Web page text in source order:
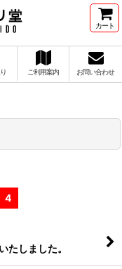
カート
ご利用案内 お問い合わせ
4
たしました。